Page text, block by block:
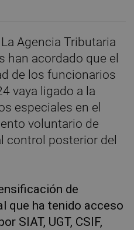
Agencia Tributaria
han acordado que el
de los funcionarios
vaya ligado a la
especiales en el
voluntario de
control posterior del
de
que ha tenido acceso
SIAT, UGT, CSIF,